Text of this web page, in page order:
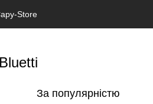
За популярністю